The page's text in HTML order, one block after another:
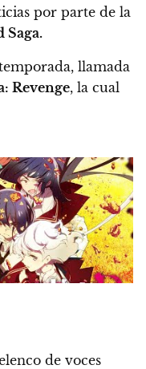
por parte de la
llamada
Revenge, la cual
de voces